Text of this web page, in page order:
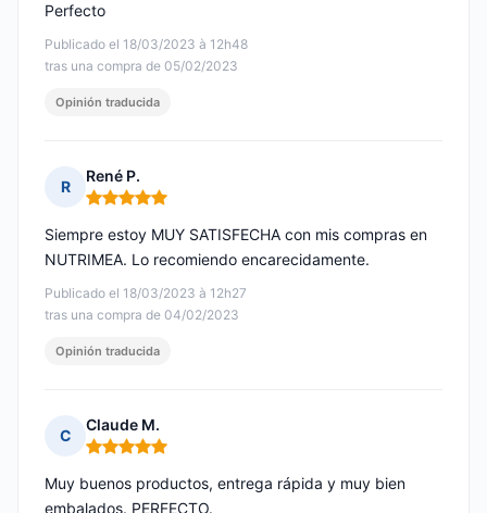
Publicado el 18/03/2023 à 12h48
tras una compra de 05/02/2023
Perfecto
Opinión traducida
R
René P.
Nota: 5 de 5
Publicado el 18/03/2023 à 12h27
tras una compra de 04/02/2023
Siempre estoy MUY SATISFECHA con mis compras en
NUTRIMEA. Lo recomiendo encarecidamente.
Opinión traducida
C
Claude M.
Nota: 5 de 5
Muy buenos productos, entrega rápida y muy bien
embalados. PERFECTO.